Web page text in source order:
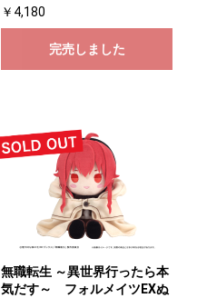
￥4,180
完売しました
無職転生 ～異世界行ったら本
気だす～ フォルメイツEXぬ